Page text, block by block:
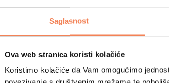
Saglasnost
Ova web stranica koristi kolačiće
Koristimo kolačiće da Vam omogućimo
prahu
napici
proteini